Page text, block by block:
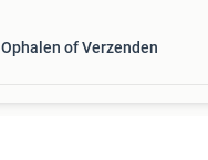
Ophalen of Verzenden